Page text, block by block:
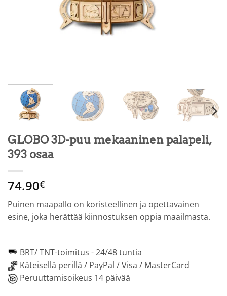
GLOBO 3D-puu mekaaninen palapeli,
393 osaa
74.90€
Puinen maapallo on koristeellinen ja opettavainen
esine, joka herättää kiinnostuksen oppia maailmasta.
BRT/ TNT-toimitus -24/48 tuntia
Käteisellä perillä / PayPal / Visa / MasterCard
Peruuttamisoikeus 14 päivää